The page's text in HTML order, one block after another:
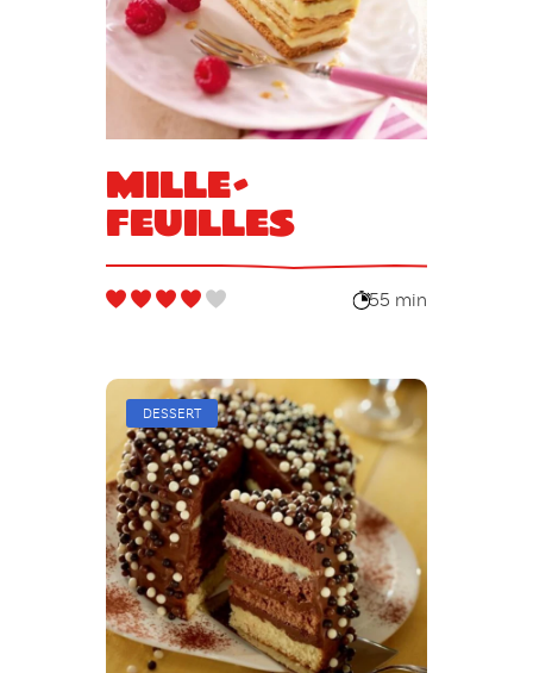
Mille-
Feuilles
55 min
DESSERT